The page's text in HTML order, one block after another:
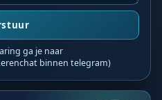
ga je naar
binnen telegram)